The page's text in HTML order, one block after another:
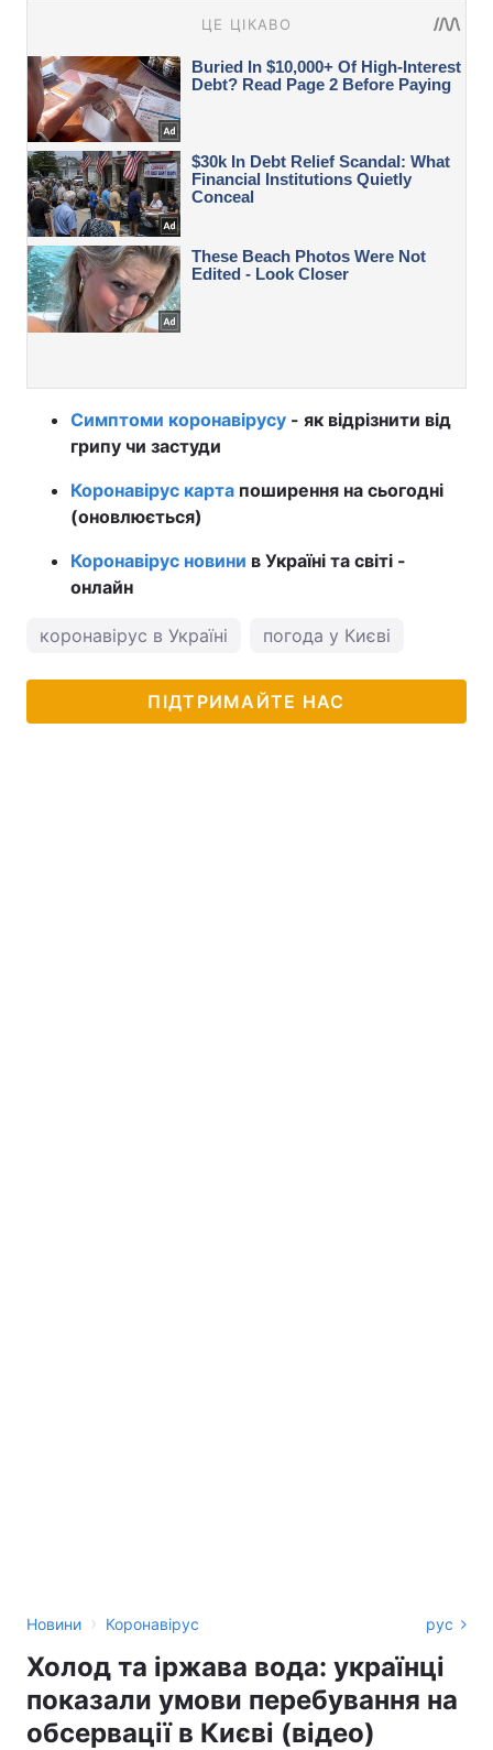
Симптоми коронавірусу - як відрізнити від
грипу чи застуди
Коронавірус карта поширення на сьогодні
(оновлюється)
Коронавірус новини в Україні та світі -
онлайн
коронавірус в Україні погода у Києві
ПІДТРИМАЙТЕ НАС
Новини › Коронавірус рус
Холод та іржава вода: українці
показали умови перебування на
обсервації в Києві (відео)